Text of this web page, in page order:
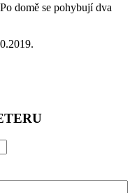
domě se pohybují dva